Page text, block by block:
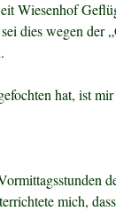
Wiesenhof
dies wegen der
hat, ist
mich,